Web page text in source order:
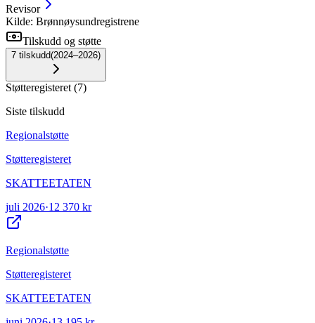
Revisor
Kilde: Brønnøysundregistrene
Tilskudd og støtte
7 tilskudd(2024–2026)
Støtteregisteret (7)
Siste tilskudd
Regionalstøtte
Støtteregisteret
SKATTEETATEN
juli 2026·12 370 kr
Regionalstøtte
Støtteregisteret
SKATTEETATEN